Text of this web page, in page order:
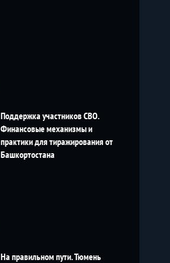
Поддержка участников СВО.
Финансовые механизмы и
практики для тиражирования от
Башкортостана
На правильном пути. Тюмень